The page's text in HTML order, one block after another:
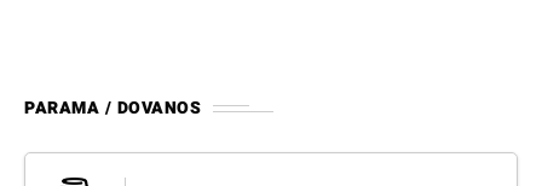
PARAMA / DOVANOS